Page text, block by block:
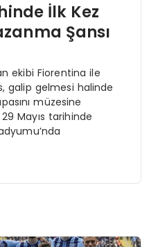
İlk Kez
Şansı
ekibi Fiorentina ile
galip gelmesi halinde
müzesine
Mayıs tarihinde